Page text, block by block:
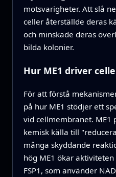
motsvarigheter. Att slå
celler återställde deras
och minskade deras
bilda kolonier.
Hur ME1 driver
För att förstå
på hur ME1 stödjer ett
vid cellmembranet. ME1
kemisk källa till
många skyddande
hög ME1 ökar
FSP1, som använder